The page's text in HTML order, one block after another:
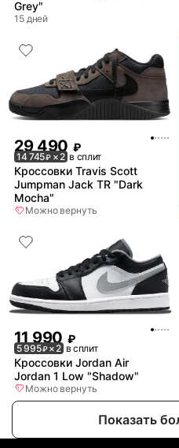
Grey"
15 дней
29 490 ₽
14 745₽ × 2 в сплит
Кроссовки Travis Scott
Jumpman Jack TR "Dark
Mocha"
Можно вернуть
11 990 ₽
5 995₽× 2 в сплит
Кроссовки Jordan Air
Jordan 1 Low "Shadow"
Можно вернуть
Показать